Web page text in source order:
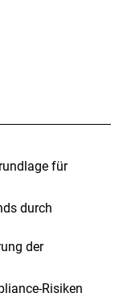
für
durch
der
Risiken